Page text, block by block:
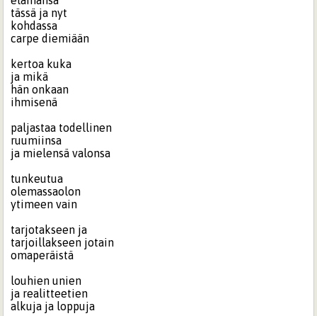
tässä ja nyt
kohdassa
carpe diemiään
kertoa kuka
ja mikä
hän onkaan
ihmisenä
paljastaa todellinen
ruumiinsa
ja mielensä valonsa
tunkeutua
olemassaolon
ytimeen vain
tarjotakseen ja
tarjoillakseen jotain
omaperäistä
louhien unien
ja realitteetien
alkuja ja loppuja